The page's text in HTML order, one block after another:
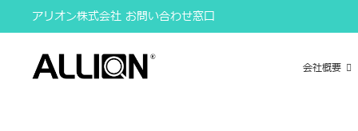
to
content
アリオン株式会社 お問い合わせ窓口
会社概要